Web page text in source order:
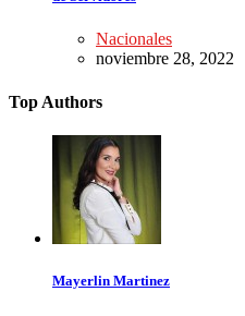
Nacionales
noviembre 28, 2022
Top Authors
Mayerlin Martinez